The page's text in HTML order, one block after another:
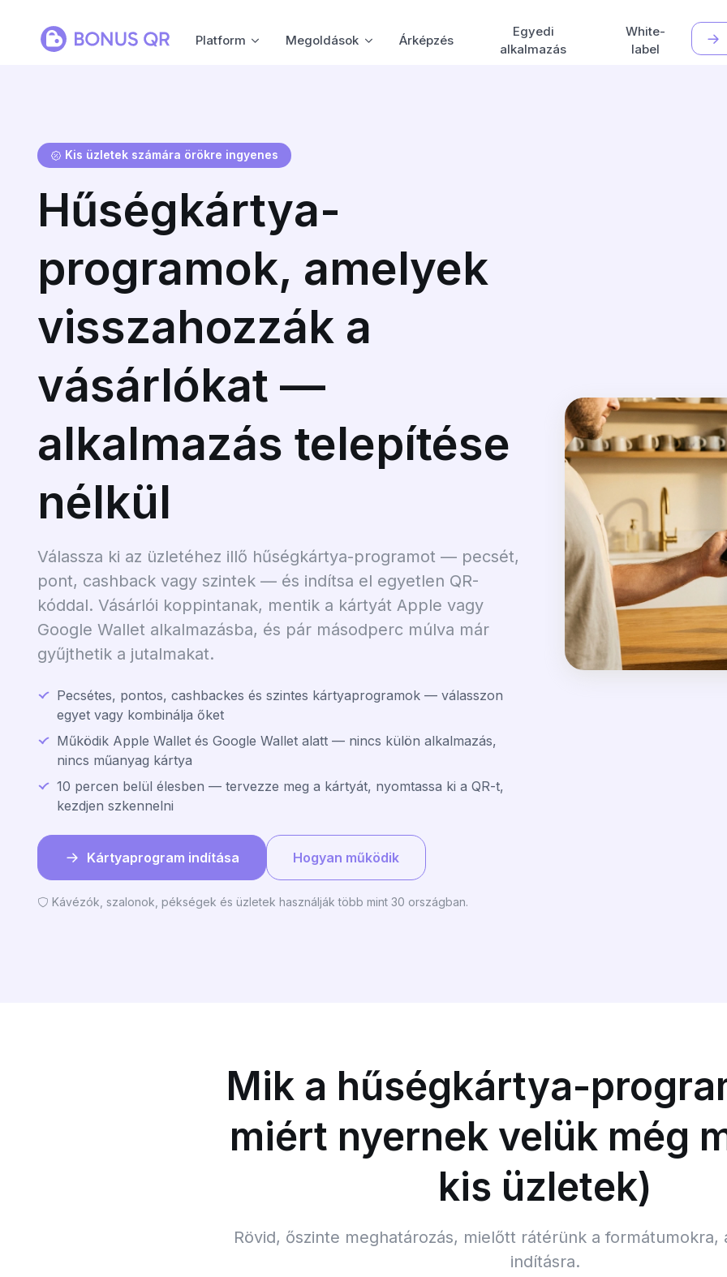
Platform Megoldások Árképzés
Egyedi
alkalmazás
White-
label
Kis üzletek számára örökre ingyenes
Hűségkártya-
programok, amelyek
visszahozzák a
vásárlókat —
alkalmazás telepítése
nélkül
Válassza ki az üzletéhez illő hűségkártya-programot — pecsét,
pont, cashback vagy szintek — és indítsa el egyetlen QR-
kóddal. Vásárlói koppintanak, mentik a kártyát Apple vagy
Google Wallet alkalmazásba, és pár másodperc múlva már
gyűjthetik a jutalmakat.
Pecsétes, pontos, cashbackes és szintes kártyaprogramok — válasszon
egyet vagy kombinálja őket
Működik Apple Wallet és Google Wallet alatt — nincs külön alkalmazás,
nincs műanyag kártya
10 percen belül élesben — tervezze meg a kártyát, nyomtassa ki a QR-t,
kezdjen szkennelni
Kártyaprogram indítása Hogyan működik
Kávézók, szalonok, pékségek és üzletek használják több mint 30 országban.
Mik a hűségkártya-
miért nyernek velük még
kis üzletek)
Rövid, őszinte meghatározás, mielőtt rátérünk a formátumokra,
indításra.